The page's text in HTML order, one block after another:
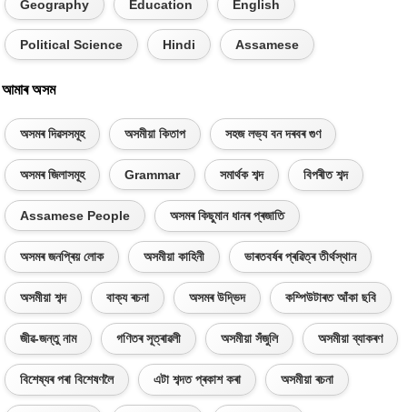
Geography Education English
Political Science Hindi Assamese
আমাৰ অসম
অসমৰ দিৱসসমূহ অসমীয়া কিতাপ সহজ লভ্য বন দৰবৰ গুণ
অসমৰ জিলাসমূহ Grammar সমাৰ্থক শব্দ বিপৰীত শব্দ
Assamese People অসমৰ কিছুমান ধানৰ প্ৰজাতি
অসমৰ জনপ্ৰিয় লোক অসমীয়া কাহিনী ভাৰতবৰ্ষৰ প্ৰৱিত্ৰ তীৰ্থস্থান
অসমীয়া শব্দ বাক্য ৰচনা অসমৰ উদ্ভিদ কম্পিউটাৰত আঁকা ছবি
জীৱ-জন্তু নাম গণিতৰ সূত্ৰাৱলী অসমীয়া সঁজুলি অসমীয়া ব্যাকৰণ
বিশেষ্যৰ পৰা বিশেষণলৈ এটা শব্দত প্ৰকাশ কৰা অসমীয়া ৰচনা